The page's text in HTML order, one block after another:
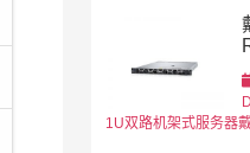
1U双路机架式服务器